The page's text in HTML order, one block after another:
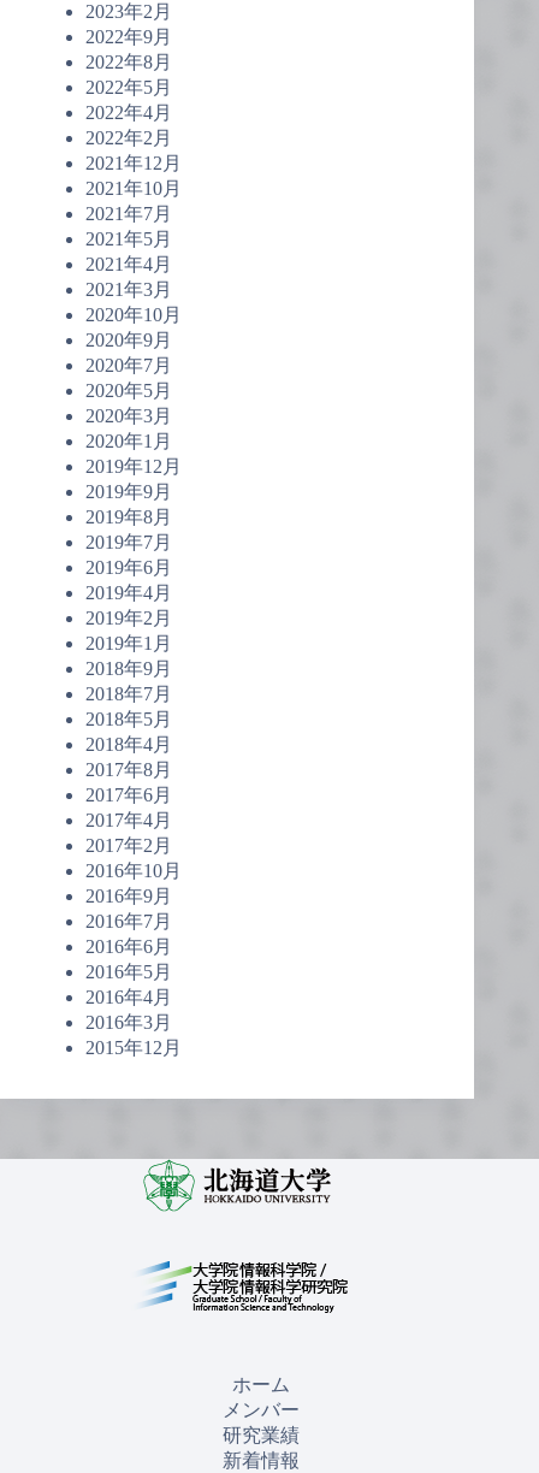
2023年2月
2022年9月
2022年8月
2022年5月
2022年4月
2022年2月
2021年12月
2021年10月
2021年7月
2021年5月
2021年4月
2021年3月
2020年10月
2020年9月
2020年7月
2020年5月
2020年3月
2020年1月
2019年12月
2019年9月
2019年8月
2019年7月
2019年6月
2019年4月
2019年2月
2019年1月
2018年9月
2018年7月
2018年5月
2018年4月
2017年8月
2017年6月
2017年4月
2017年2月
2016年10月
2016年9月
2016年7月
2016年6月
2016年5月
2016年4月
2016年3月
2015年12月
ホーム
メンバー
研究業績
新着情報